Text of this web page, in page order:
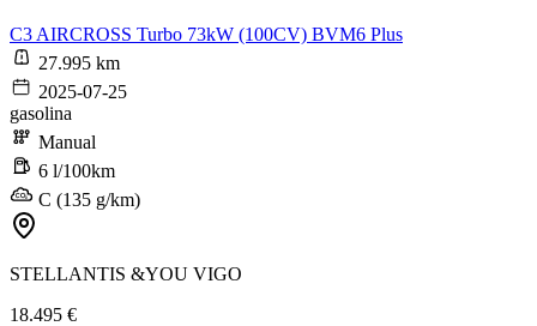
C3 AIRCROSS Turbo 73kW (100CV) BVM6 Plus
27.995 km
2025-07-25
gasolina
Manual
6 l/100km
C (135 g/km)
STELLANTIS &YOU VIGO
18.495 €